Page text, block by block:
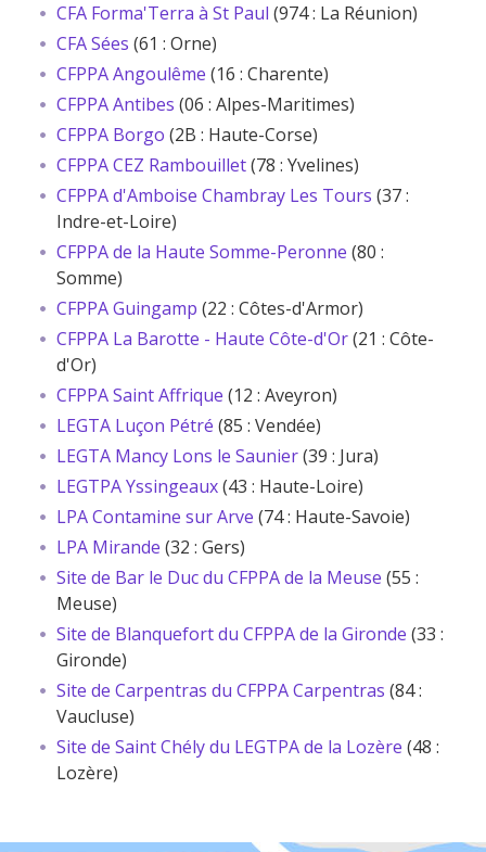
CFA Forma'Terra à St Paul (974 : La Réunion)
CFA Sées (61 : Orne)
CFPPA Angoulême (16 : Charente)
CFPPA Antibes (06 : Alpes-Maritimes)
CFPPA Borgo (2B : Haute-Corse)
CFPPA CEZ Rambouillet(78 : Yvelines)
CFPPA d'Amboise Chambray Les Tours (37 :
Indre-et-Loire)
CFPPA de la Haute Somme-Peronne (80 :
Somme)
CFPPA Guingamp (22 : Côtes-d'Armor)
CFPPA La Barotte - Haute Côte-d'Or(21 : Côte-
d'Or)
CFPPA Saint Affrique (12 : Aveyron)
LEGTA Luçon Pétré (85 : Vendée)
LEGTA Mancy Lons le Saunier(39 : Jura)
LEGTPA Yssingeaux(43 : Haute-Loire)
LPA Contamine sur Arve (74 : Haute-Savoie)
LPA Mirande (32 : Gers)
Site de Bar le Duc du CFPPA de la Meuse (55 :
Meuse)
Site de Blanquefort du CFPPA de la Gironde (33 :
Gironde)
Site de Carpentras du CFPPA Carpentras (84 :
Vaucluse)
Site de Saint Chély du LEGTPA de la Lozère (48 :
Lozère)